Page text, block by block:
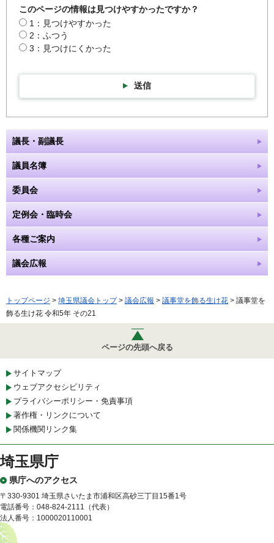
このページの情報は見つけやすかったですか？
1：見つけやすかった
2：ふつう
3：見つけにくかった
送信
議長・副議長
議員名簿
委員会
定例会・臨時会
各種ご案内
議会広報
トップページ > 埼玉県議会トップ> 議会広報 > 議事堂を飾る生け花 > 議事堂を
飾る生け花 令和5年 その21
ページの先頭へ戻る
サイトマップ
ウェブアクセシビリティ
プライバシーポリシー・免責事項
著作権・リンクについて
関係機関リンク集
埼玉県庁
県庁へのアクセス
〒330-9301 埼玉県さいたま市浦和区高砂三丁目15番1号
電話番号：048-824-2111（代表）
法人番号：1000020110001